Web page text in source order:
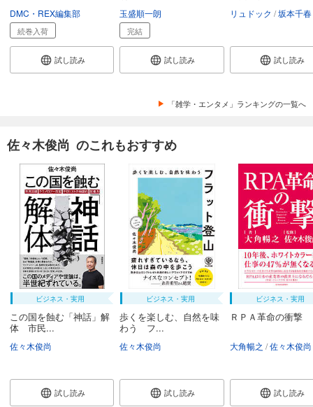
DMC・REX編集部
続巻入荷
試し読み
玉盛順一朗
完結
試し読み
リュドック 坂本千春
試し読み
「雑学・エンタメ」ランキングの一覧へ
佐々木俊尚 のこれもおすすめ
ビジネス・実用
この国を蝕む「神話」解
体 市民...
佐々木俊尚
試し読み
ビジネス・実用
歩くを楽しむ、自然を味
わう フ...
佐々木俊尚
試し読み
ビジネス・実用
ＲＰＡ革命の衝撃
大角暢之 佐々木俊尚
試し読み